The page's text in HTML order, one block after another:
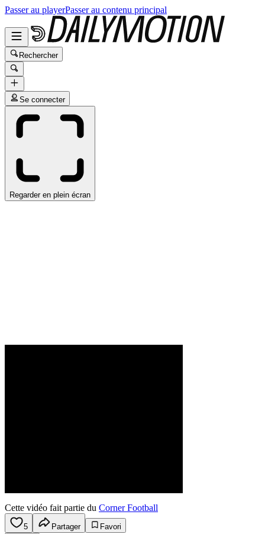
Passer au playerPasser au contenu principal
Rechercher
Se connecter
Regarder en plein écran
Cette vidéo fait partie du Corner Football
5 Partager
Favori